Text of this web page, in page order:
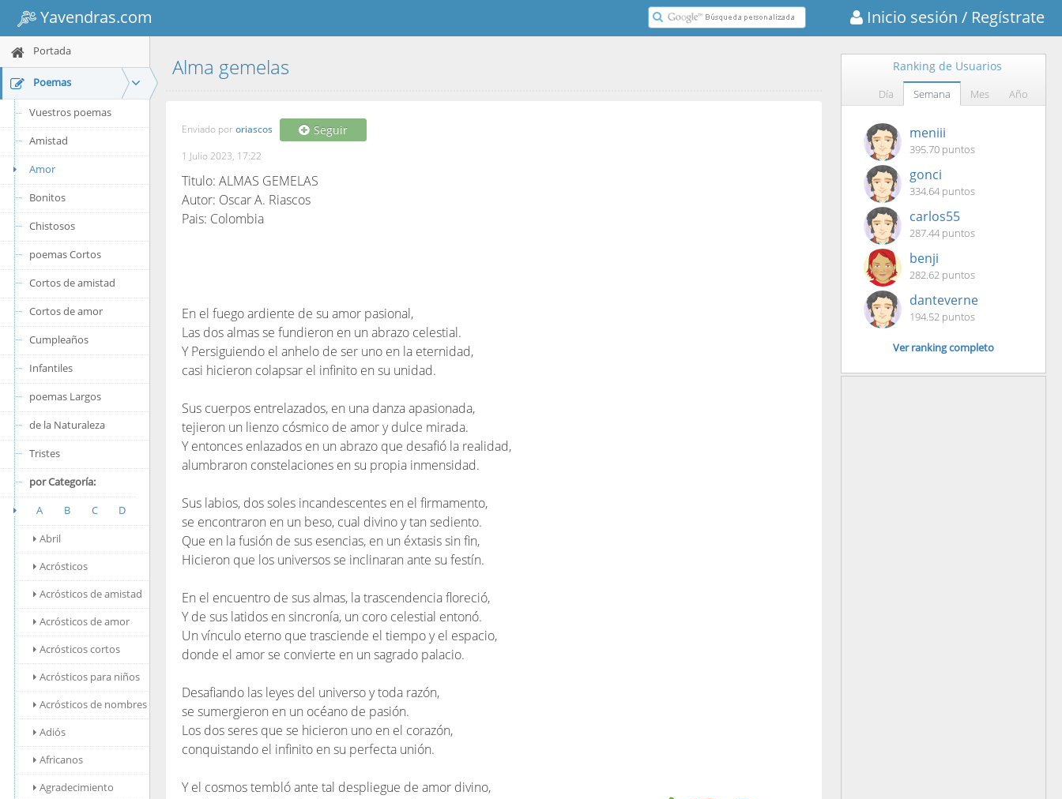
Yavendras.com Inicio sesión / Regístrate
Portada
Poemas
Vuestros poemas
Amistad
Amor
Bonitos
Chistosos
poemas Cortos
Cortos de amistad
Cortos de amor
Cumpleaños
Infantiles
poemas Largos
de la Naturaleza
Tristes
por Categoría:
A
B C
D
Abril
Acrósticos
Acrósticos de amistad
Acrósticos de amor
Acrósticos cortos
Acrósticos para niños
Acrósticos de nombres
Adiós
Africanos
Agradecimiento
Alma gemelas
Enviado por oriascos Seguir
1 Julio 2023, 17:22
Titulo: ALMAS GEMELAS
Autor: Oscar A. Riascos
Pais: Colombia
En el fuego ardiente de su amor pasional,
Las dos almas se fundieron en un abrazo celestial.
Y Persiguiendo el anhelo de ser uno en la eternidad,
casi hicieron colapsar el infinito en su unidad.
Sus cuerpos entrelazados, en una danza apasionada,
tejieron un lienzo cósmico de amor y dulce mirada.
Y entonces enlazados en un abrazo que desafió la realidad,
alumbraron constelaciones en su propia inmensidad.
Sus labios, dos soles incandescentes en el firmamento,
se encontraron en un beso, cual divino y tan sediento.
Que en la fusión de sus esencias, en un éxtasis sin fin,
Hicieron que los universos se inclinaran ante su festín.
En el encuentro de sus almas, la trascendencia floreció,
Y de sus latidos en sincronía, un coro celestial entonó.
Un vínculo eterno que trasciende el tiempo y el espacio,
donde el amor se convierte en un sagrado palacio.
Desafiando las leyes del universo y toda razón,
se sumergieron en un océano de pasión.
Los dos seres que se hicieron uno en el corazón,
conquistando el infinito en su perfecta unión.
Y el cosmos tembló ante tal despliegue de amor divino,
Ranking de Usuarios
Día Semana Mes Año
meniii
395.70 puntos
gonci
334.64 puntos
carlos55
287.44 puntos
benji
282.62 puntos
danteverne
194.52 puntos
Ver ranking completo